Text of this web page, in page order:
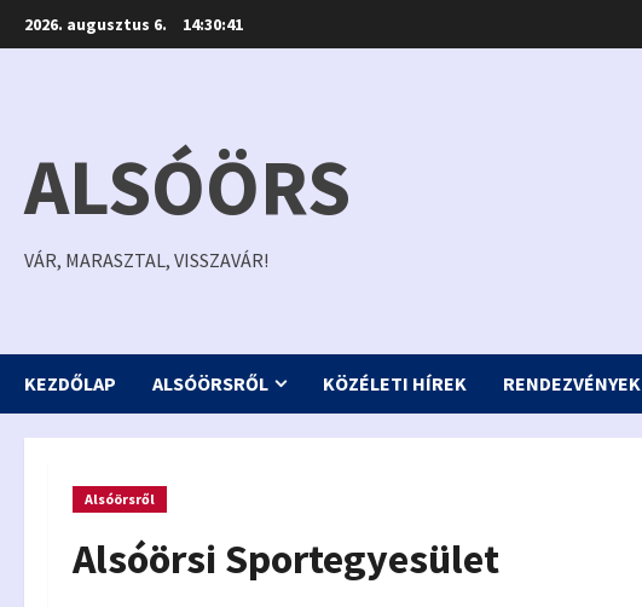
Skip
to
2026. augusztus 6. 14:30:42
ALSÓÖRS
VÁR, MARASZTAL, VISSZAVÁR!
KEZDŐLAP ALSÓÖRSRŐL KÖZÉLETI HÍREK RENDEZVÉNYEK
Alsóörsről
Alsóörsi Sportegyesület